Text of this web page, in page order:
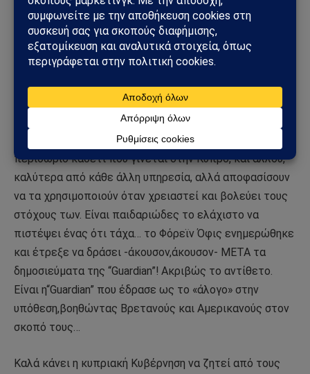
Ολιγάρχες…», ΜΕΤΑ!!) και αφετέρου με την αναφορά
της σε δήλωση της περιβόητης Fiona Mullen, των
εγκάθετων ξένων στην ΚΔ, λεγόμενων
επαναπροσεγγιστών, δεν αφήνει καμία αμφιβολία σε
μένα ότι ήταν μια πολιτική πράξη πίεσης.
Το Φόρεϊν Όφις και οι μυστικές του υπηρεσίες εδώ και
χρόνια καταγράφουν, γνωρίζουν και κρατούν στο
περιθώριο καθετί που γίνεται στην Κύπρο, και αλλού,
καλύτερα από κάθε άλλη υπηρεσία, αλλά αποφασίσουν
να τα χρησιμοποιούν όταν χρειαστεί και βολεύει τους
στόχους των. Είναι παιδαριώδες το ελάχιστο να
πιστέψει ένας ότι τάχα… το Φόρεϊν Όφις ενημερώθηκε
και έτρεξε να δράσει -άκουσον,άκουσον- ΜΕΤΑ τα
δημοσιεύματα της “Guardian”! Ακριβώς το αντίθετο.
Είναι η“Guardian” που έδρασε ως το «άλογο» στην
υπόθεση,βοηθώντας Βρετανούς και Αμερικανούς στον
σκοπό τους…
Καλά κάνει η κυπριακή Κυβέρνηση να ζητεί από τους